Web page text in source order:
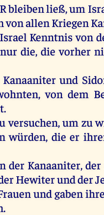
bleibenließ,um
vonallen Kriegen
Israel Kenntnisvon
nur die, die vorher
Kanaaniter und
von dem
.
versuchen,um zu
würden, die er
der Kanaaniter, der
Hewiterundder
und gaben ihre
.